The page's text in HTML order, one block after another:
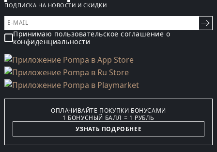
ПОДПИСКА НА НОВОСТИ И СКИДКИ
Принимаю пользовательское соглашение о
конфиденциальности
ОПЛАЧИВАЙТЕ ПОКУПКИ БОНУСАМИ
1 БОНУСНЫЙ БАЛЛ = 1 РУБЛЬ
УЗНАТЬ ПОДРОБНЕЕ